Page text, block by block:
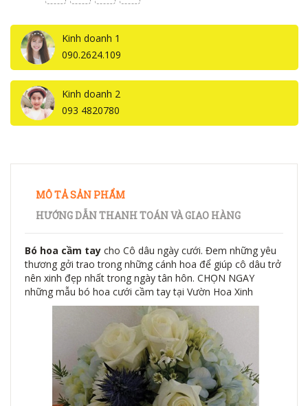
Kinh doanh 1
090.2624.109
Kinh doanh 2
093 4820780
MÔ TẢ SẢN PHẨM
HƯỚNG DẪN THANH TOÁN VÀ GIAO HÀNG
Bó hoa cầm tay cho Cô dâu ngày cưới. Đem những yêu
thương gởi trao trong những cánh hoa để giúp cô dâu trở
nên xinh đẹp nhất trong ngày tân hôn. CHỌN NGAY
những mẫu bó hoa cưới cầm tay tại Vườn Hoa Xinh